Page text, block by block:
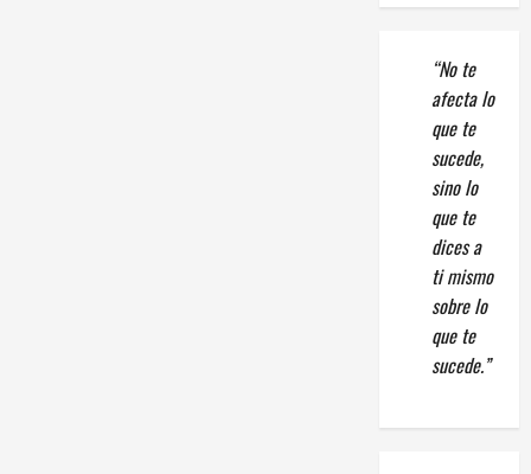
“No te
afecta lo
que te
sucede,
sino lo
que te
dices a
ti mismo
sobre lo
que te
sucede.”